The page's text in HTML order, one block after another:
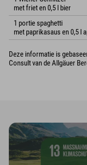
met friet en 0,5 l bier
1 portie spaghetti
met paprikasaus en 0,5 l
Deze informatie is
Consult van de Allgäuer